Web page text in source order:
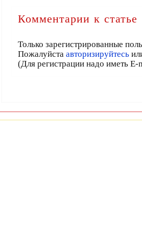
Комментарии к статье
Только зарегистрированные
Пожалуйста авторизируйтесь
(Для регистрации надо иметь